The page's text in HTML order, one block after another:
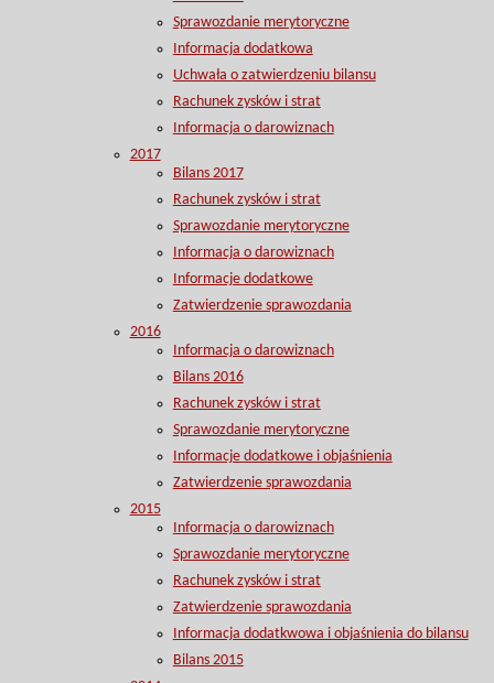
Sprawozdanie merytoryczne
Informacja dodatkowa
Uchwała o zatwierdzeniu bilansu
Rachunek zysków i strat
Informacja o darowiznach
2017
Bilans 2017
Rachunek zysków i strat
Sprawozdanie merytoryczne
Informacja o darowiznach
Informacje dodatkowe
Zatwierdzenie sprawozdania
2016
Informacja o darowiznach
Bilans 2016
Rachunek zysków i strat
Sprawozdanie merytoryczne
Informacje dodatkowe i objaśnienia
Zatwierdzenie sprawozdania
2015
Informacja o darowiznach
Sprawozdanie merytoryczne
Rachunek zysków i strat
Zatwierdzenie sprawozdania
Informacja dodatkwowa i objaśnienia do bilansu
Bilans 2015